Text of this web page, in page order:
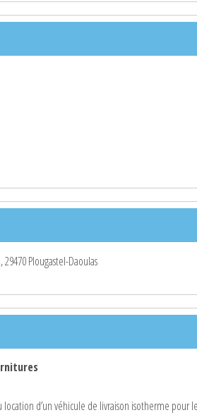
29470 Plougastel-Daoulas
location d’un véhicule de livraison isotherme pour